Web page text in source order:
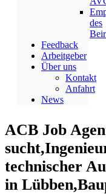
des
Feedback
Arbeitgeber
Über uns
Kontakt
Anfahrt
News
ACB Job
technischer
in